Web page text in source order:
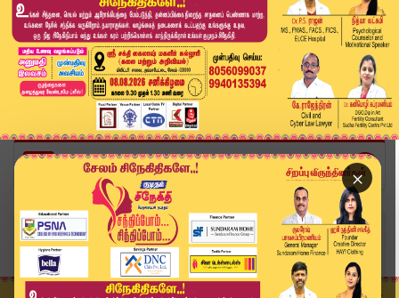
×
Home
வீடியோ ஸ்டோரி
BREAKING : சென்னை வாக்குப்பதிவு சதவீதம் அதிகாரப...